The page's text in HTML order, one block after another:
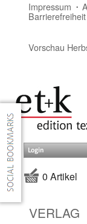
Impressum
Barrierefreiheit
Vorschau
Login
0 Artikel
VERLAG